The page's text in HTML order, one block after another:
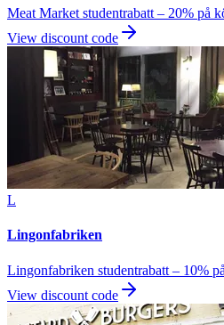
Meat Market studentrabatt – 20% på
View discount code
L
Lingonfabriken
Lingonfabriken studentrabatt – 10%
View discount code